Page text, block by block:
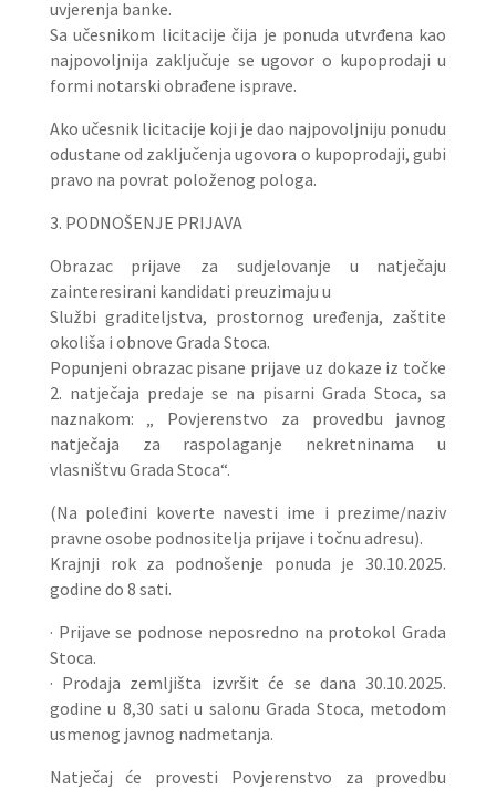
uvjerenja banke.
Sa učesnikom licitacije čija je ponuda utvrđena kao
najpovoljnija zaključuje se ugovor o kupoprodaji u
formi notarski obrađene isprave.
Ako učesnik licitacije koji je dao najpovoljniju ponudu
odustane od zaključenja ugovora o kupoprodaji, gubi
pravo na povrat položenog pologa.
3. PODNOŠENJE PRIJAVA
Obrazac prijave za sudjelovanje u natječaju
zainteresirani kandidati preuzimaju u
Službi graditeljstva, prostornog uređenja, zaštite
okoliša i obnove Grada Stoca.
Popunjeni obrazac pisane prijave uz dokaze iz točke
2. natječaja predaje se na pisarni Grada Stoca, sa
naznakom: „ Povjerenstvo za provedbu javnog
natječaja za raspolaganje nekretninama u
vlasništvu Grada Stoca“.
(Na poleđini koverte navesti ime i prezime/naziv
pravne osobe podnositelja prijave i točnu adresu).
Krajnji rok za podnošenje ponuda je 30.10.2025.
godine do 8 sati.
· Prijave se podnose neposredno na protokol Grada
Stoca.
· Prodaja zemljišta izvršit će se dana 30.10.2025.
godine u 8,30 sati u salonu Grada Stoca, metodom
usmenog javnog nadmetanja.
Natječaj će provesti Povjerenstvo za provedbu